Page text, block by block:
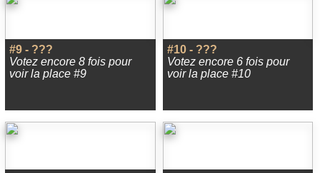
#9 - ???
Votez encore 8 fois pour
voir la place #9
#10 - ???
Votez encore 6 fois pour
voir la place #10